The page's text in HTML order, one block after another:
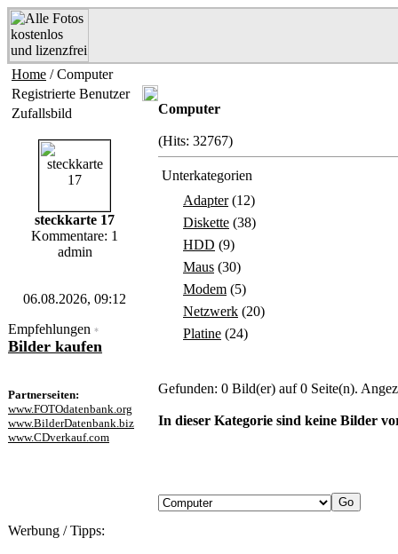
Home / Computer
Registrierte Benutzer
Zufallsbild
steckkarte 17
Kommentare: 1
admin
06.08.2026, 09:12
Empfehlungen *
Bilder kaufen
Partnerseiten:
www.FOTOdatenbank.org
www.BilderDatenbank.biz
www.CDverkauf.com
Werbung / Tipps:
Computer
(Hits: 32767)
Unterkategorien
Adapter(12)
Diskette (38)
HDD (9)
Maus (30)
Modem (5)
Netzwerk (20)
Platine (24)
Gefunden: 0 Bild(er) auf 0 Seite(n).
In dieser Kategorie sind keine Bilder